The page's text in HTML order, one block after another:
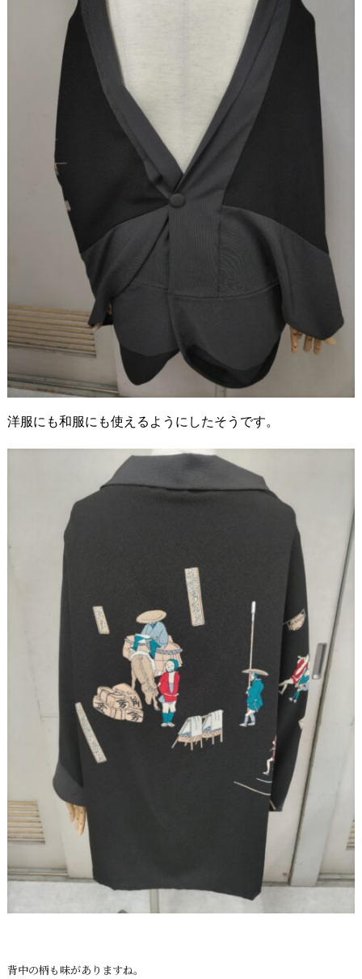
洋服にも和服にも使えるようにしたそうです。
背中の柄も味がありますね。